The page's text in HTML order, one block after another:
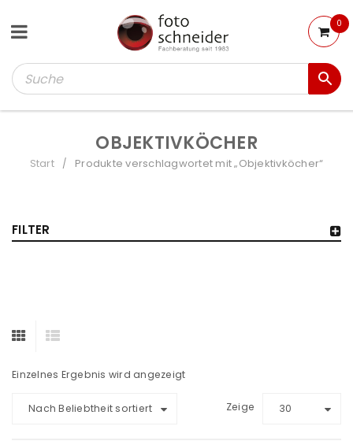
0
OBJEKTIVKÖCHER
Start / Produkte verschlagwortet mit „Objektivköcher“
FILTER
Einzelnes Ergebnis wird angezeigt
Nach Beliebtheit sortiert Zeige 30